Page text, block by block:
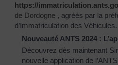
https://
de Dordogne , agréés par la
d’Immatriculation des Véhicules.
Nouveauté ANTS 2024 :
Découvrez dès maintenant
nouvelle application de